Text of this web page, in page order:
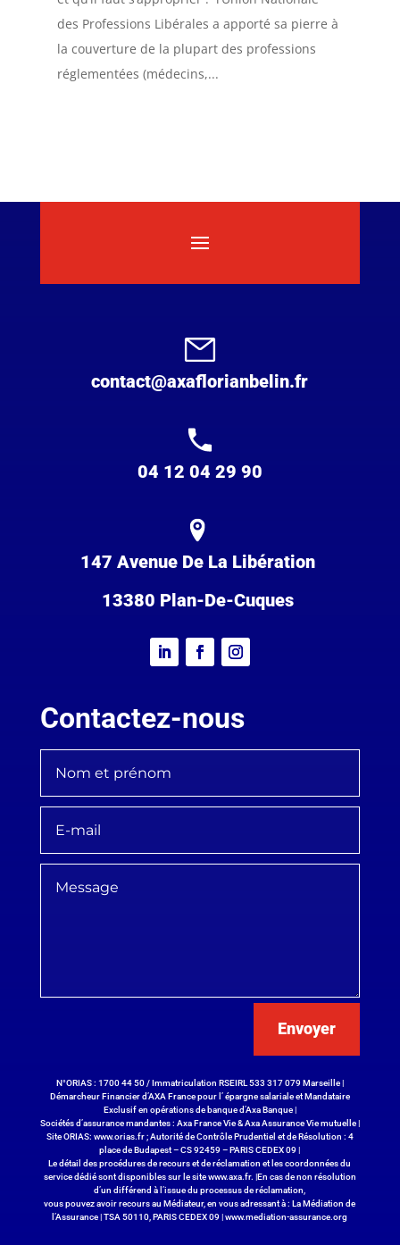
des Professions Libérales a apporté sa pierre à
la couverture de la plupart des professions
réglementées (médecins,...
contact@axaflorianbelin.fr
04 12 04 29 90
147 Avenue De La Libération
13380 Plan-De-Cuques
Contactez-nous
Envoyer
N°ORIAS : 1700 44 50 / Immatriculation RSEIRL 533 317 079 Marseille |
Démarcheur Financier d’AXA France pour l’ épargne salariale et Mandataire
Exclusif en opérations de banque d’Axa Banque |
Sociétés d’assurance mandantes : Axa France Vie & Axa Assurance Vie mutuelle |
Site ORIAS: www.orias.fr; Autorité de Contrôle Prudentiel et de Résolution : 4
place de Budapest – CS 92459 – PARIS CEDEX 09 |
Le détail des procédures de recours et de réclamation et les coordonnées du
service dédié sont disponibles sur le sitewww.axa.fr. |En cas de non résolution
d’un différend à l’issue du processus de réclamation,
vous pouvez avoir recours au Médiateur, en vous adressant à : La Médiation de
l’Assurance | TSA 50110, PARIS CEDEX 09 |www.mediation-assurance.org